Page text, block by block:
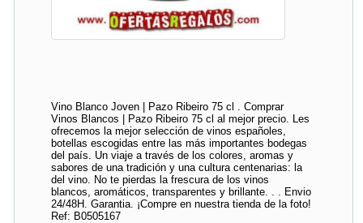
Vino Blanco Joven | Pazo Ribeiro 75 cl . Comprar
Vinos Blancos | Pazo Ribeiro 75 cl al mejor precio. Les
ofrecemos la mejor selección de vinos españoles,
botellas escogidas entre las más importantes bodegas
del país. Un viaje a través de los colores, aromas y
sabores de una tradición y una cultura centenarias: la
del vino. No te pierdas la frescura de los vinos
blancos, aromáticos, transparentes y brillante. . . Envio
24/48H. Garantia. ¡Compre en nuestra tienda de la foto!
Ref: B0505167